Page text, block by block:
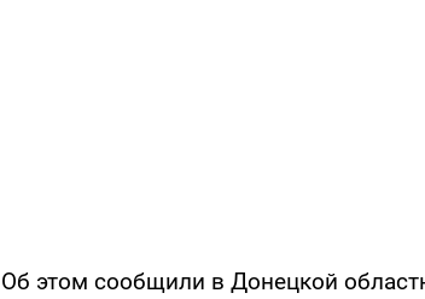
Об этом сообщили в Донецкой